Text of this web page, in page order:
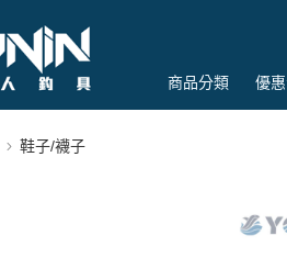
商品分類 優
鞋子/襪子